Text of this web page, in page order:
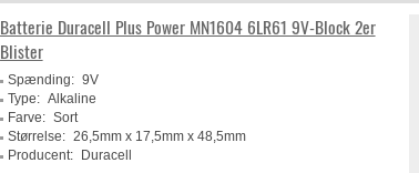
Batterie Duracell Plus Power MN1604 6LR61 9V-Block 2er
Blister
Spænding: 9V
Type: Alkaline
Farve: Sort
Størrelse: 26,5mm x 17,5mm x 48,5mm
Producent:
Duracell